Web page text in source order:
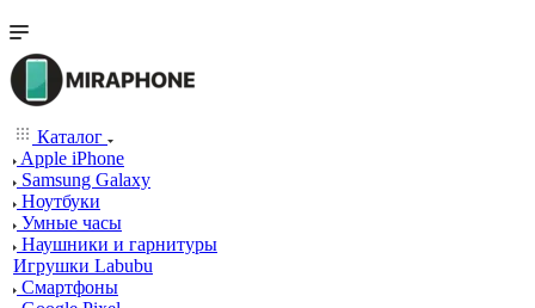
Каталог
Apple iPhone
Samsung Galaxy
Ноутбуки
Умные часы
Наушники и гарнитуры
Игрушки Labubu
Смартфоны